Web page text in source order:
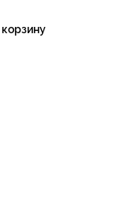
корзину